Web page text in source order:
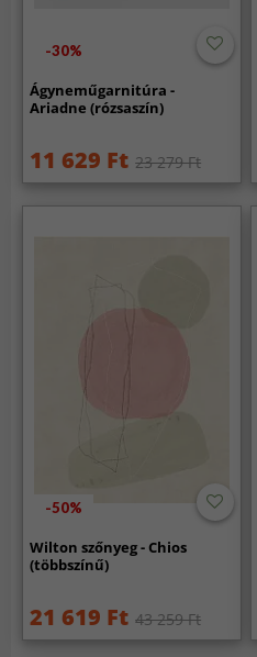
-30%
Ágyneműgarnitúra -
Ariadne (rózsaszín)
11 629 Ft 23 279 Ft
-50%
Wilton szőnyeg - Chios
(többszínű)
21 619 Ft 43 259 Ft